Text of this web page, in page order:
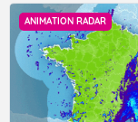
ANIMATION RADAR